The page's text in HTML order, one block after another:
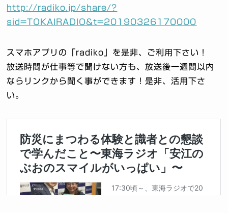
http://radiko.jp/share/?
sid=TOKAIRADIO&t=20190326170000
スマホアプリの「radiko」を是非、ご利用下さい！
放送時間が仕事等で聞けない方も、放送後一週間以内
ならリンクから聞く事ができます！是非、活用下さ
い。